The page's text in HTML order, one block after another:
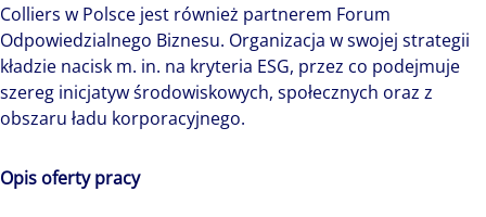
Colliers w Polsce jest również partnerem Forum
Odpowiedzialnego Biznesu. Organizacja w swojej strategii
kładzie nacisk m. in. na kryteria ESG, przez co podejmuje
szereg inicjatyw środowiskowych, społecznych oraz z
obszaru ładu korporacyjnego.
Opis oferty pracy